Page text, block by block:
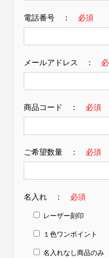
電話番号 ： 必須
メールアドレス ：
商品コード ： 必須
ご希望数量 ： 必須
名入れ ： 必須
レーザー刻印
１色ワンポイント
名入れなし商品のみ